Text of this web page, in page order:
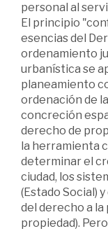
personal al
El principio
esencias del
ordenamiento
urbanística se
planeamiento
ordenación de
concreción
derecho de
la herramienta
determinar el
ciudad, los
(Estado Social)
del derecho a
propiedad).